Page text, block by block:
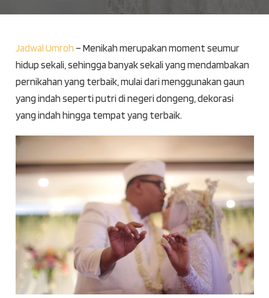
Jadwal Umroh – Menikah merupakan moment seumur
hidup sekali, sehingga banyak sekali yang mendambakan
pernikahan yang terbaik, mulai dari menggunakan gaun
yang indah seperti putri di negeri dongeng, dekorasi
yang indah hingga tempat yang terbaik.